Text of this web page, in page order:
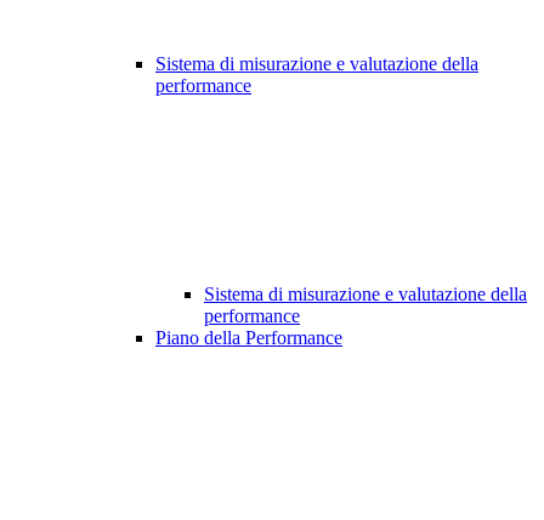
Sistema di misurazione e valutazione della
performance
Sistema di misurazione e valutazione della
performance
Piano della Performance